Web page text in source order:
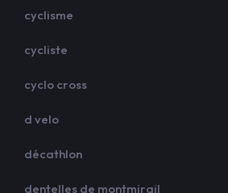
cyclisme
cycliste
cyclo cross
d velo
décathlon
dentelles de montmirail